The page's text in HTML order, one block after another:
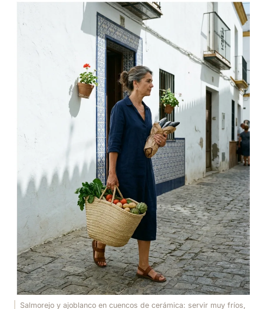
Salmorejo y ajoblanco en cuencos de cerámica: servir muy fríos,